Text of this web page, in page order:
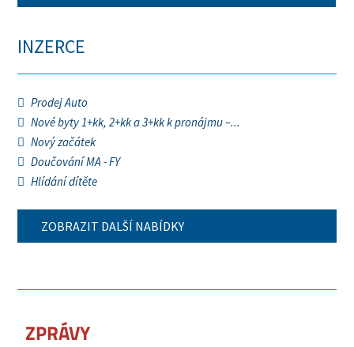
INZERCE
Prodej Auto
Nové byty 1+kk, 2+kk a 3+kk k pronájmu –...
Nový začátek
Doučování MA - FY
Hlídání dítěte
ZOBRAZIT DALŠÍ NABÍDKY
ZPRÁVY